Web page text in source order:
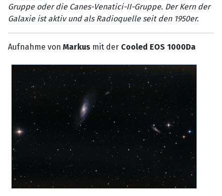
Gruppe oder die Canes-Venatici-II-Gruppe. Der Kern der
Galaxie ist aktiv und als Radioquelle seit den 1950er.
Aufnahme von Markus mit der Cooled EOS 1000Da